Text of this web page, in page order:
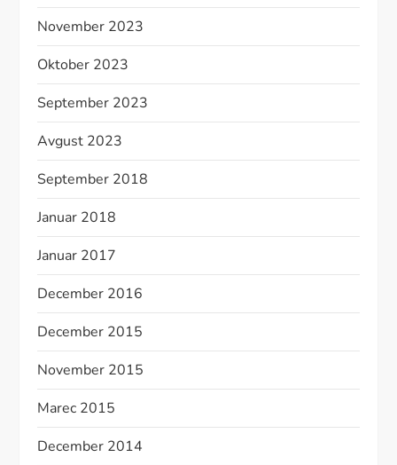
November 2023
Oktober 2023
September 2023
Avgust 2023
September 2018
Januar 2018
Januar 2017
December 2016
December 2015
November 2015
Marec 2015
December 2014